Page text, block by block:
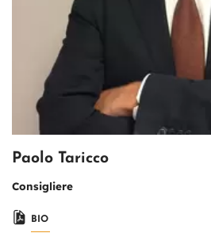
Paolo Taricco
Consigliere
BIO